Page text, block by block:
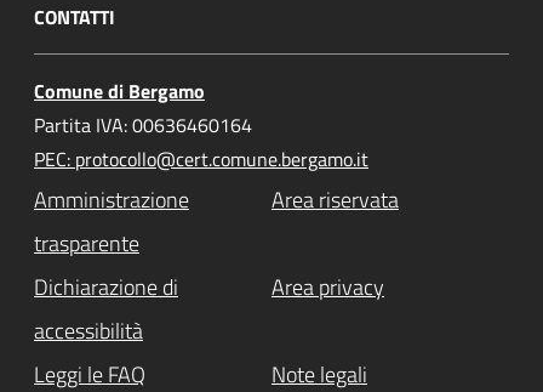
CONTATTI
Comune di Bergamo
Partita IVA: 00636460164
PEC: protocollo@cert.comune.bergamo.it
Amministrazione
trasparente
Area riservata
Dichiarazione di
accessibilità
Area privacy
Leggi le FAQ Note legali